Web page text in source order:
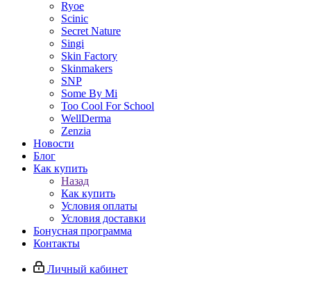
Ryoe
Scinic
Secret Nature
Singi
Skin Factory
Skinmakers
SNP
Some By Mi
Too Cool For School
WellDerma
Zenzia
Новости
Блог
Как купить
Назад
Как купить
Условия оплаты
Условия доставки
Бонусная программа
Контакты
Личный кабинет